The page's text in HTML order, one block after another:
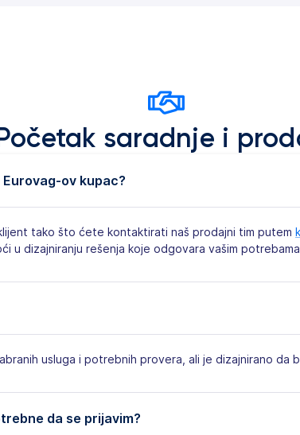
saradnje i
ov kupac?
tako što ćete kontaktirati naš prodajni tim putem
u dizajniranju rešenja koje odgovara vašim
usluga i potrebnih provera, ali je dizajnirano da
da se prijavim?